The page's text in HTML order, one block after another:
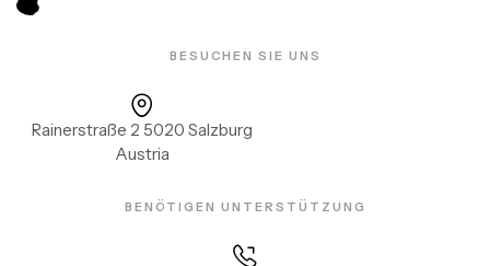
BESUCHEN SIE UNS
Rainerstraße 2 5020 Salzburg
Austria
BENÖTIGEN UNTERSTÜTZUNG